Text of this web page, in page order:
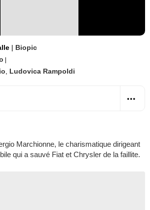
| Biopic
Ludovica Rampoldi
Marchionne, le charismatique dirigeant
qui a sauvé Fiat et Chrysler de la faillite.